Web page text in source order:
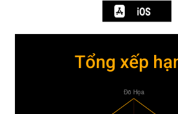
Tổng xếp